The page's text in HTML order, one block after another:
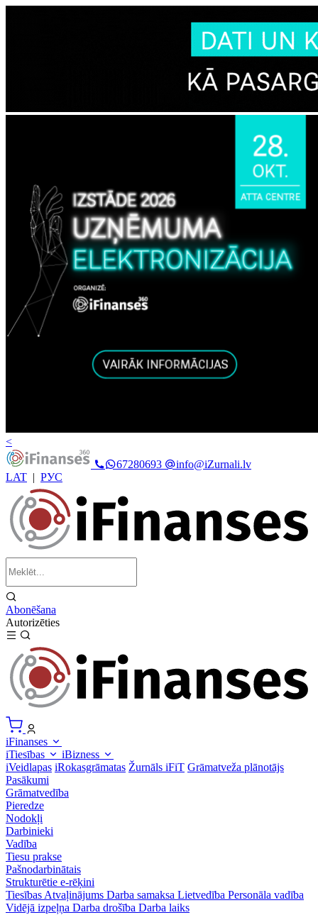
<
67280693
info@iZurnali.lv
LAT | РУС
Abonēšana
Autorizēties
iFinanses
iTiesības
iBizness
iVeidlapas iRokasgrāmatas Žurnāls iFiT Grāmatveža plānotājs
Pasākumi
Grāmatvedība
Pieredze
Nodokļi
Darbinieki
Vadība
Tiesu prakse
Pašnodarbinātais
Strukturētie e-rēķini
Tiesības Atvaļinājums Darba samaksa Lietvedība Personāla vadība
Vidējā izpeļņa Darba drošība Darba laiks